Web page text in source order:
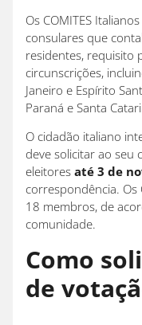
Os COMITES
consulares que
residentes, requisito
circunscrições,
Janeiro e Espírito
Paraná e Santa
O cidadão italiano
deve solicitar ao seu
eleitores até 3 de
correspondência. Os
18 membros, de
comunidade.
Como
de